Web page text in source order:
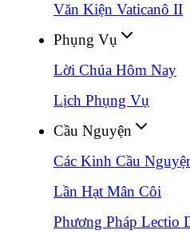
Văn Kiện Vaticanô II
Phụng Vụ
Lời Chúa Hôm Nay
Lịch Phụng Vụ
Cầu Nguyện
Các Kinh Cầu
Lần Hạt Mân Côi
Phương Pháp Lectio